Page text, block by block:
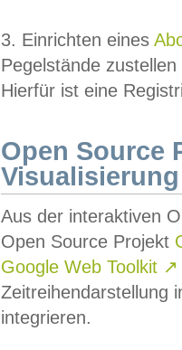
3. Einrichten eines
Pegelstände
Hierfür ist eine
Open Source
Visualisierung
Aus der interaktiven
Open Source Projekt
Google Web Toolkit ↗
Zeitreihendarstellung
integrieren.